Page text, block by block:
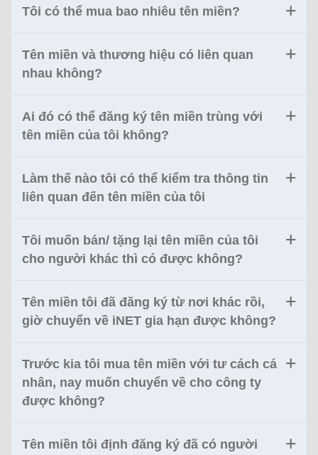
Tôi có thể mua bao nhiêu tên miền?
Tên miền và thương hiệu có liên quan
nhau không?
Ai đó có thể đăng ký tên miền trùng với
tên miền của tôi không?
Làm thế nào tôi có thể kiểm tra thông tin
liên quan đến tên miền của tôi
Tôi muốn bán/ tặng lại tên miền của tôi
cho người khác thì có được không?
Tên miền tôi đã đăng ký từ nơi khác rồi,
giờ chuyển về iNET gia hạn được không?
Trước kia tôi mua tên miền với tư cách cá
nhân, nay muốn chuyển về cho công ty
được không?
Tên miền tôi định đăng ký đã có người